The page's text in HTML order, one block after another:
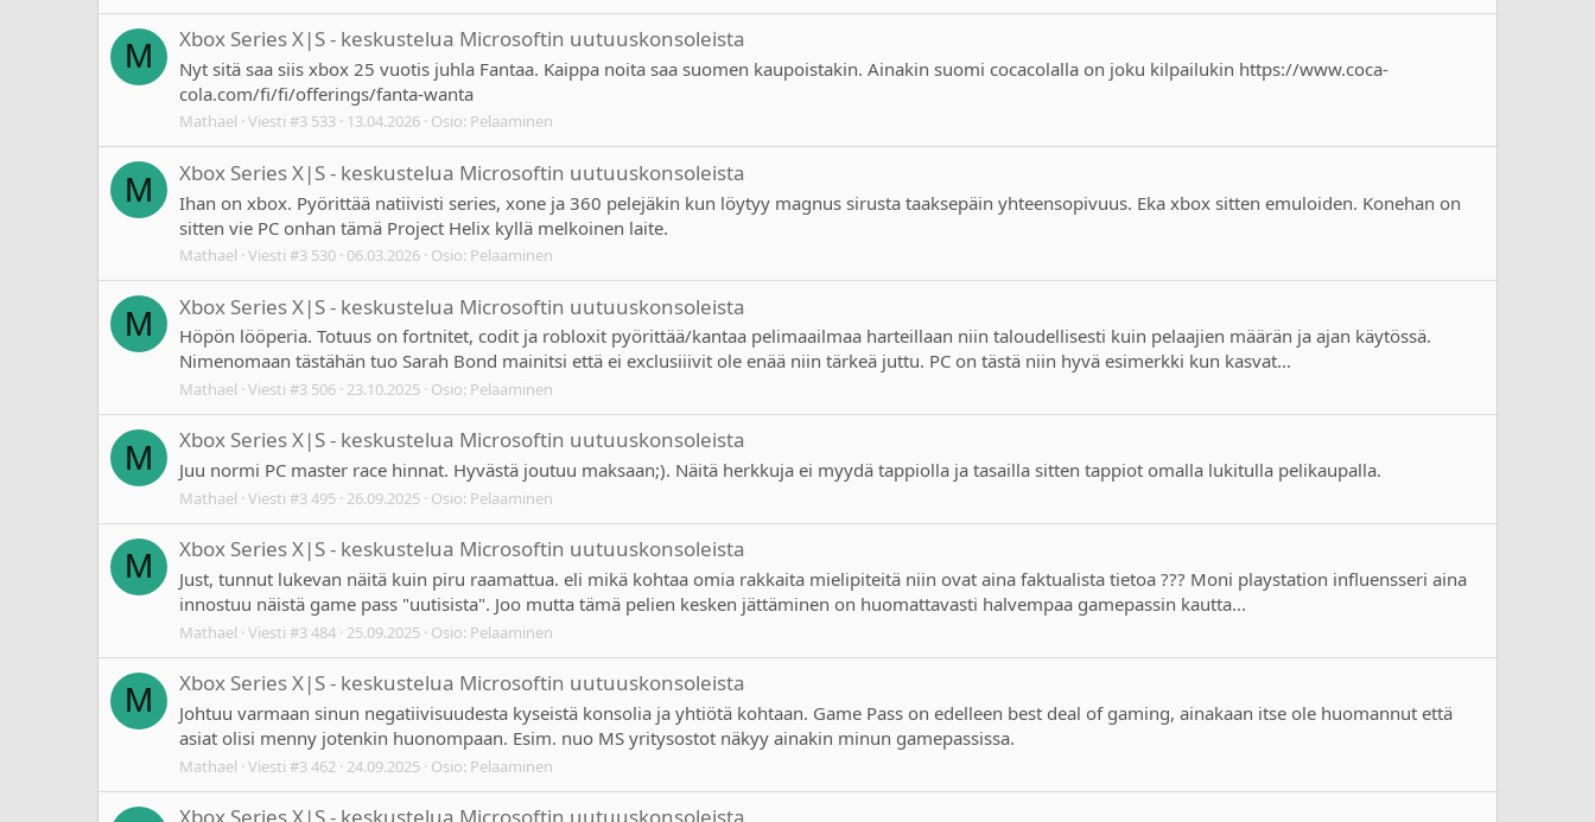
M Xbox Series X|S - keskustelua Microsoftin uutuuskonsoleista
Nyt sitä saa siis xbox 25 vuotis juhla Fantaa. Kaippa noita saa suomen kaupoistakin. Ainakin suomi cocacolalla on joku kilpailukin https://www.coca-
cola.com/fi/fi/offerings/fanta-wanta
Mathael Viesti #3 533 13.04.2026 Osio: Pelaaminen
M Xbox Series X|S - keskustelua Microsoftin uutuuskonsoleista
Ihan on xbox. Pyörittää natiivisti series, xone ja 360 pelejäkin kun löytyy magnus sirusta taaksepäin yhteensopivuus. Eka xbox sitten emuloiden. Konehan on
sitten vie PC onhan tämä Project Helix kyllä melkoinen laite.
Mathael Viesti #3 530 06.03.2026 Osio: Pelaaminen
M Xbox Series X|S - keskustelua Microsoftin uutuuskonsoleista
Höpön lööperia. Totuus on fortnitet, codit ja robloxit pyörittää/kantaa pelimaailmaa harteillaan niin taloudellisesti kuin pelaajien määrän ja ajan käytössä.
Nimenomaan tästähän tuo Sarah Bond mainitsi että ei exclusiiivit ole enää niin tärkeä juttu. PC on tästä niin hyvä esimerkki kun kasvat...
Mathael Viesti #3 506 23.10.2025 Osio: Pelaaminen
M Xbox Series X|S - keskustelua Microsoftin uutuuskonsoleista
Juu normi PC master race hinnat. Hyvästä joutuu maksaan;). Näitä herkkuja ei myydä tappiolla ja tasailla sitten tappiot omalla lukitulla pelikaupalla.
Mathael Viesti #3 495 26.09.2025 Osio: Pelaaminen
M Xbox Series X|S - keskustelua Microsoftin uutuuskonsoleista
Just, tunnut lukevan näitä kuin piru raamattua. eli mikä kohtaa omia rakkaita mielipiteitä niin ovat aina faktualista tietoa ??? Moni playstation influensseri aina
innostuu näistä game pass "uutisista". Joo mutta tämä pelien kesken jättäminen on huomattavasti halvempaa gamepassin kautta...
Mathael Viesti #3 484 25.09.2025 Osio: Pelaaminen
M Xbox Series X|S - keskustelua Microsoftin uutuuskonsoleista
Johtuu varmaan sinun negatiivisuudesta kyseistä konsolia ja yhtiötä kohtaan. Game Pass on edelleen best deal of gaming, ainakaan itse ole huomannut että
asiat olisi menny jotenkin huonompaan. Esim. nuo MS yritysostot näkyy ainakin minun gamepassissa.
Mathael Viesti #3 462 24.09.2025 Osio: Pelaaminen
Xbox Series X|S - keskustelua Microsoftin uutuuskonsoleista